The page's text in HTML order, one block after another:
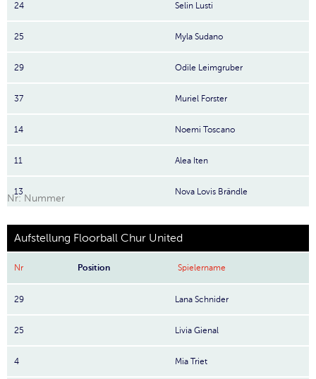
24 Selin Lusti
25 Myla Sudano
29 Odile Leimgruber
37 Muriel Forster
14 Noemi Toscano
11 Alea Iten
13 Nova Lovis Brändle
Nr: Nummer
Aufstellung Floorball Chur United
Nr Position Spielername
29 Lana Schnider
25 Livia Gienal
4 Mia Triet